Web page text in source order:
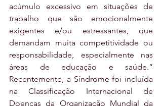
acúmulo excessivo em situações de
trabalho que são emocionalmente
exigentes e/ou estressantes, que
demandam muita competitividade ou
responsabilidade, especialmente nas
áreas de educação e saúde.”
Recentemente, a Síndrome foi incluída
na Classificação Internacional de
Doenças da Organização Mundial da